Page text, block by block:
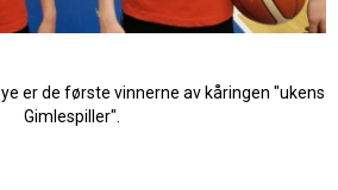
er de første vinnerne av kåringen "ukens
Gimlespiller".